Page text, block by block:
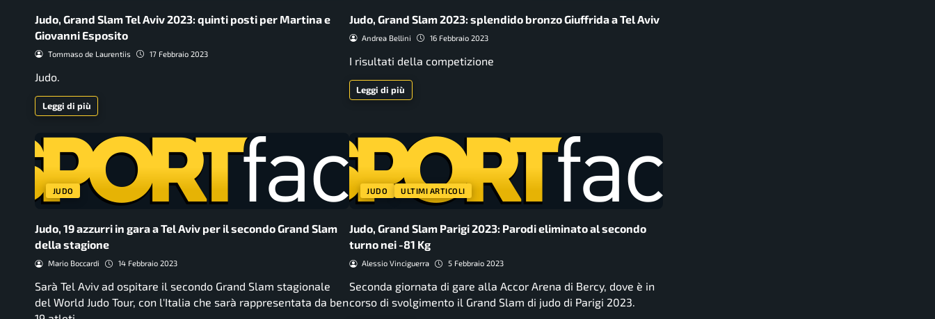
Judo, Grand Slam Tel Aviv 2023: quinti posti per Martina e
Giovanni Esposito
Tommaso de Laurentiis 17 Febbraio 2023
Judo.
Leggi di più
Judo, Grand Slam 2023: splendido bronzo Giuffrida a Tel Aviv
Andrea Bellini 16 Febbraio 2023
I risultati della competizione
Leggi di più
JUDO
Judo, 19 azzurri in gara a Tel Aviv per il secondo Grand Slam
della stagione
Mario Boccardi 14 Febbraio 2023
Sarà Tel Aviv ad ospitare il secondo Grand Slam stagionale
del World Judo Tour, con l'Italia che sarà rappresentata da ben
JUDO ULTIMI ARTICOLI
Judo, Grand Slam Parigi 2023: Parodi eliminato al secondo
turno nei -81 Kg
Alessio Vinciguerra 5 Febbraio 2023
Seconda giornata di gare alla Accor Arena di Bercy, dove è in
corso di svolgimento il Grand Slam di judo di Parigi 2023.